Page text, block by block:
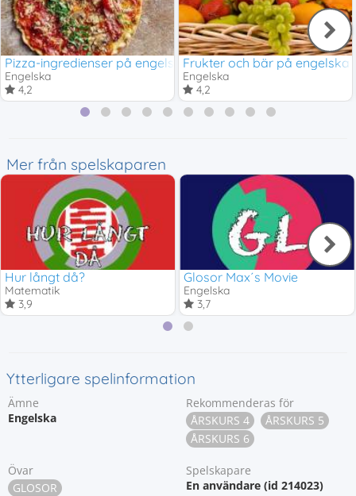
Pizza-ingredienser på engelska
Engelska
4,2
Frukter och bär på engelska
Engelska
4,2
Mer från spelskaparen
Hur långt då?
Matematik
3,9
Glosor Max´s Movie
Engelska
3,7
Ytterligare spelinformation
Ämne
Engelska
Rekommenderas för
ÅRSKURS 4
ÅRSKURS 5
ÅRSKURS 6
Övar
GLOSOR
Spelskapare
En användare (id 214023)